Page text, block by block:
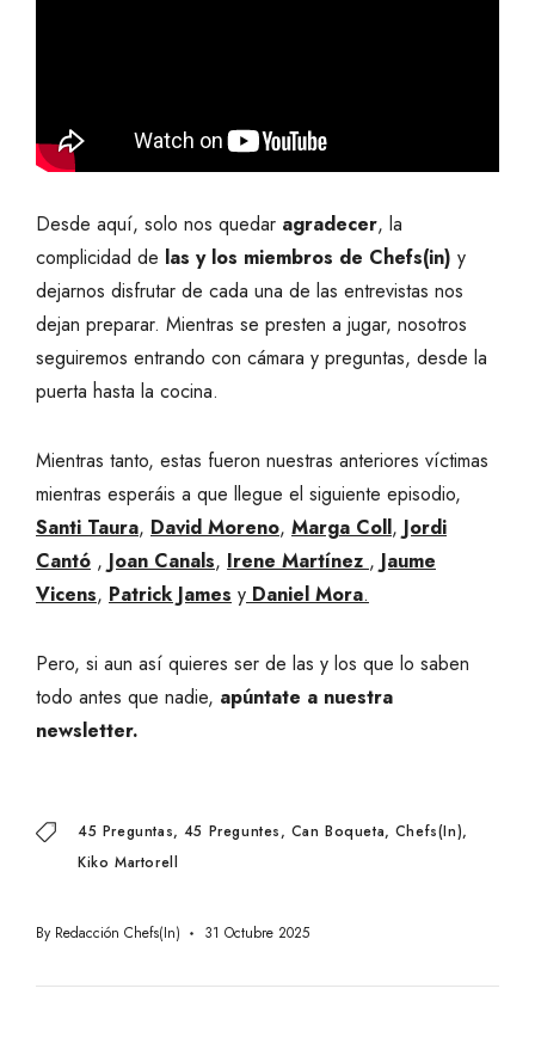
Desde aquí, solo nos quedar agradecer, la
complicidad de las y los miembros de Chefs(in) y
dejarnos disfrutar de cada una de las entrevistas nos
dejan preparar. Mientras se presten a jugar, nosotros
seguiremos entrando con cámara y preguntas, desde la
puerta hasta la cocina.
Mientras tanto, estas fueron nuestras anteriores víctimas
mientras esperáis a que llegue el siguiente episodio,
Santi Taura, David Moreno, Marga Coll, Jordi
Cantó , Joan Canals, Irene Martínez , Jaume
Vicens, Patrick James y Daniel Mora.
Pero, si aun así quieres ser de las y los que lo saben
todo antes que nadie, apúntate a nuestra
newsletter.
45 Preguntas 45 Preguntes Can Boqueta Chefs(in)
Kiko Martorell
By Redacción Chefs(in) 31 Octubre 2025